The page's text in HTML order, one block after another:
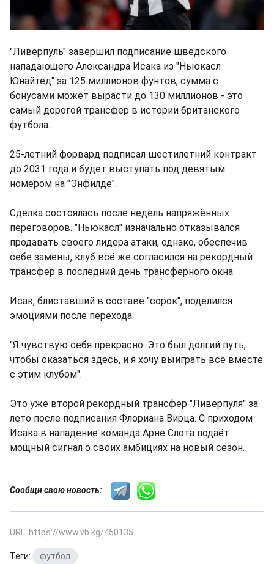
"Ливерпуль" завершил подписание шведского
нападающего Александра Исака из "Ньюкасл
Юнайтед" за 125 миллионов фунтов, сумма с
бонусами может вырасти до 130 миллионов - это
самый дорогой трансфер в истории британского
футбола.
25-летний форвард подписал шестилетний контракт
до 2031 года и будет выступать под девятым
номером на "Энфилде".
Сделка состоялась после недель напряжённых
переговоров. "Ньюкасл" изначально отказывался
продавать своего лидера атаки, однако, обеспечив
себе замены, клуб всё же согласился на рекордный
трансфер в последний день трансферного окна.
Исак, блиставший в составе "сорок", поделился
эмоциями после перехода:
"Я чувствую себя прекрасно. Это был долгий путь,
чтобы оказаться здесь, и я хочу выиграть всё вместе
с этим клубом".
Это уже второй рекордный трансфер "Ливерпуля" за
лето после подписания Флориана Вирца. С приходом
Исака в нападение команда Арне Слота подаёт
мощный сигнал о своих амбициях на новый сезон.
Сообщи свою новость:
URL: https://www.vb.kg/450135
Теги: футбол